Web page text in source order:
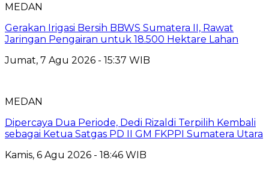
MEDAN
Gerakan Irigasi Bersih BBWS Sumatera II, Rawat
Jaringan Pengairan untuk 18.500 Hektare Lahan
Jumat, 7 Agu 2026 - 15:37 WIB
MEDAN
Dipercaya Dua Periode, Dedi Rizaldi Terpilih Kembali
sebagai Ketua Satgas PD II GM FKPPI Sumatera Utara
Kamis, 6 Agu 2026 - 18:46 WIB